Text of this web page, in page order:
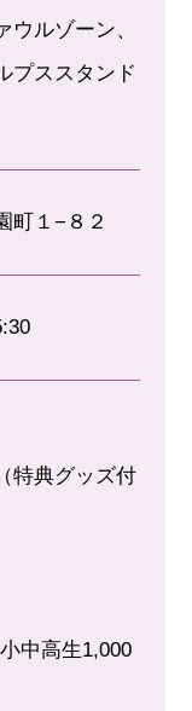
ルゾーン、
プススタンド
町１−８２
特典グッズ付
中高生1,000